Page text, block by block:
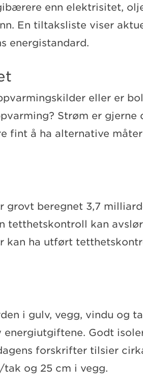
enn elektrisitet,
En tiltaksliste viser
energistandard.
eller er
Strøm er gjerne
fint å ha alternative
grovt beregnet 3,7
tetthetskontroll kan
kan ha utført
i gulv, vegg, vindu og
energiutgiftene. Godt
forskrifter tilsier
og 25 cm i vegg.